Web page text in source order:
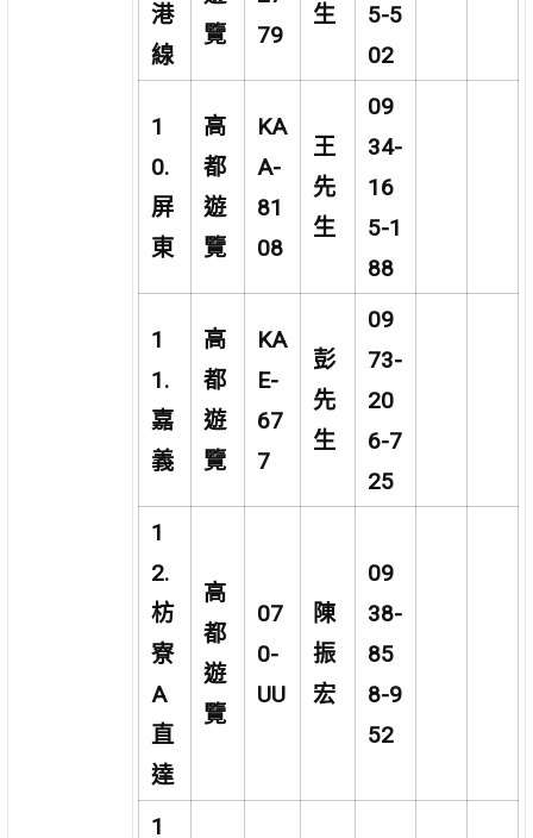
港
線
覽
79
生
5-5
02
1
0.
屏
東
高
都
遊
覽
KA
A-
81
08
王
先
生
09
34-
16
5-1
88
1
1.
嘉
義
高
都
遊
覽
KA
E-
67
7
彭
先
生
09
73-
20
6-7
25
1
2.
枋
寮
A
直
達
高
都
遊
覽
07
0-
UU
陳
振
宏
09
38-
85
8-9
52
1